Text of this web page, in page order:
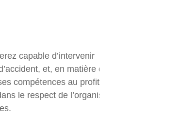
capable d’intervenir
et, en matière de
compétences au profit de la
le respect de l’organisation de